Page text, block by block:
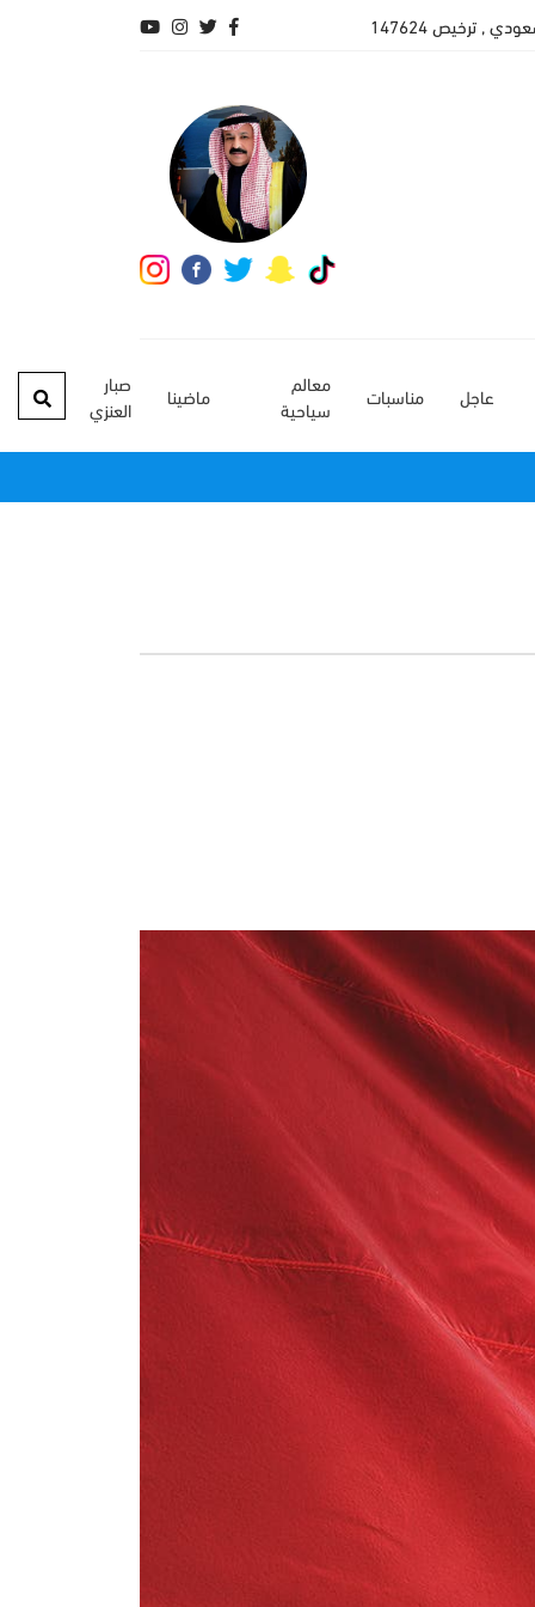
, ترخيص 147624
عاجل مناسبات
معالم
سياحية
ماضينا
صبار
العنزي